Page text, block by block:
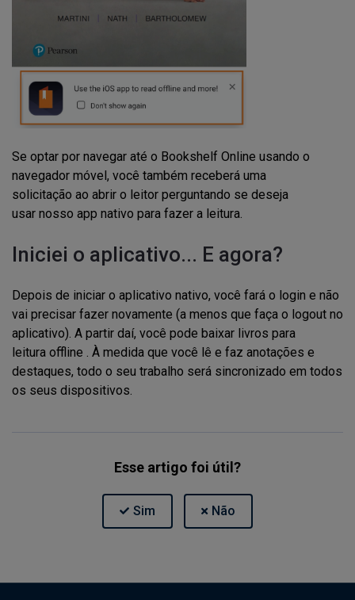
Se optar por navegar até o Bookshelf Online usando o
navegador móvel, você também receberá uma
solicitação ao abrir o leitor perguntando se deseja
usar nosso app nativo para fazer a leitura.
Iniciei o aplicativo... E agora?
Depois de iniciar o aplicativo nativo, você fará o login e não
vai precisar fazer novamente (a menos que faça o logout no
aplicativo). A partir daí, você pode baixar livros para
leitura offline
À medida que você lê e faz anotações e
destaques, todo o seu trabalho será sincronizado em todos
os seus dispositivos.
Esse artigo foi útil?